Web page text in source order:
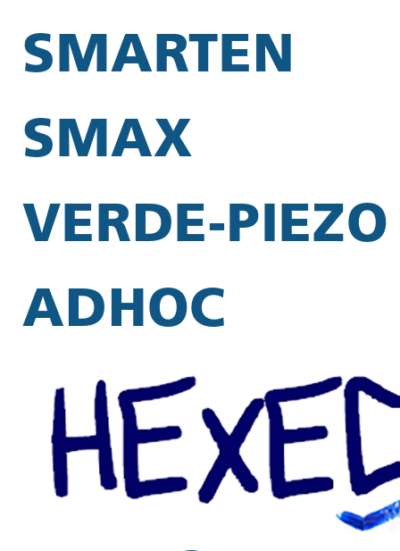
SMARTEN
SMAX
VERDE-PIEZO
ADHOC